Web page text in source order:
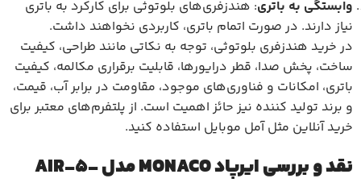
وابستگی به باتری: هندزفری‌های بلوتوثی برای کارکرد به باتری
نیاز دارند. در صورت اتمام باتری، کاربردی نخواهند داشت.
در خرید هندزفری بلوتوثی، توجه به نکاتی مانند طراحی، کیفیت
ساخت، پخش صدا، قطر درایورها، قابلیت برقراری مکالمه، کیفیت
باتری، امکانات و فناوری‌های موجود، مقاومت در برابر آب، قیمت،
و برند تولید کننده نیز حائز اهمیت است. از پلتفرم‌های معتبر برای
خرید آنلاین مثل آمل موبایل استفاده کنید.
نقد و بررسی ایرپاد MONACO مدل -AIR-5